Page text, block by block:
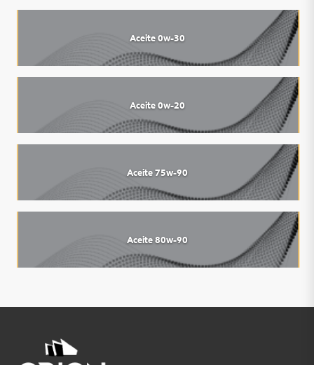
Aceite 0w-30
Aceite 0w-20
Aceite 75w-90
Aceite 80w-90